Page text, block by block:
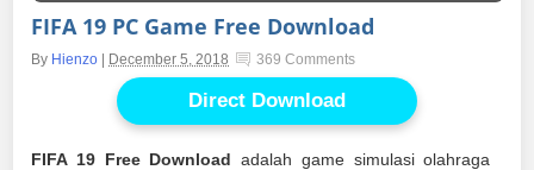
FIFA 19 PC Game Free Download
By Hienzo December 5, 2018 369 Comments
Direct Download
FIFA 19 Free Download adalah game simulasi olahraga